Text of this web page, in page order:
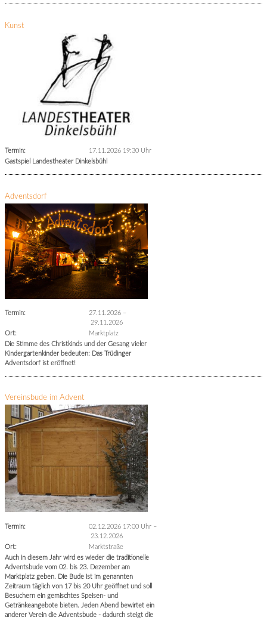
Kunst
Termin:
17.11.2026 19:30 Uhr
Gastspiel Landestheater Dinkelsbühl
Adventsdorf
Termin: 27.11.2026 –
29.11.2026
Ort:
Marktplatz
Die Stimme des Christkinds und der Gesang vieler
Kindergartenkinder bedeuten: Das Trüdinger
Adventsdorf ist eröffnet!
Vereinsbude im Advent
Termin: 02.12.2026 17:00 Uhr –
23.12.2026
Ort:
Marktstraße
Auch in diesem Jahr wird es wieder die traditionelle
Adventsbude vom 02. bis 23. Dezember am
Marktplatz geben. Die Bude ist im genannten
Zeitraum täglich von 17 bis 20 Uhr geöffnet und soll
Besuchern ein gemischtes Speisen- und
Getränkeangebote bieten. Jeden Abend bewirtet ein
anderer Verein die Adventsbude - dadurch steigt die